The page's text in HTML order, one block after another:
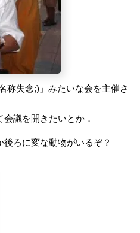
称失念;)」みたいな会を主催さ
議を開きたいとか．
ろに変な動物がいるぞ？